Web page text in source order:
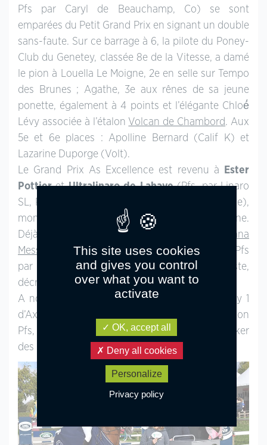
Pfs par Caryl de Beauchamp, Co) se sont
emparées du Petit Grand Prix en signant un double
sans-faute. Sur ce barrage à 6, la pilote du Poney-
Club du Genetey, classée 8e de la Vitesse, a damé
le pion à Louella Le Moigne, 2e en selle sur Tempo
des Brunes ; Agathe, 3e aux rênes de sa jeune
ponette, également à 4 points et l’élégante Chloé́
Lévy associée à l’étalon Volcan de Chambord. Aux
5e et 6e places : Apolline Bernard (Calif K) et
Lazarine Duporge (Volt).
Le Grand Prix As Excellence est revenu à
Ester
PottieretUltralinaro de Lahaye(Pfs, par Linaro
SL, Poet et Folavoine d’Agora par Ultra de Ruille),
monté jusqu’à fin août par sa grande sœur Perrine.
Déjà appelée à la remise des prix samedi,
Lana
Messina
en selle sur Atila de Talforest (Pfs
par
Westide Mirah II, Co), également barragiste,
décroche une deuxième place.
A noter le succès dans le Grand Prix As Poney 1
d’Axelle Pottier avec Udaipur Nordmann (étalon
Pfs, par
Mad du Boscet Rahifa El Ayla par Jocker
des Nouettes).
This site uses cookies
and gives you control
over what you want to
activate
OK, accept all
Deny all cookies
Personalize
Privacy policy